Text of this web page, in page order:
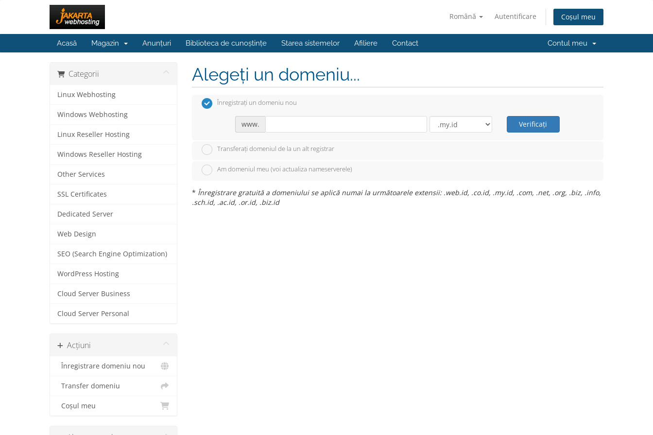
Română Autentificare Coșul meu
Acasă Magazin Anunțuri Biblioteca de cunoștințe Starea sistemelor Afiliere Contact Contul meu
Categorii
Linux Webhosting
Windows Webhosting
Linux Reseller Hosting
Windows Reseller Hosting
Other Services
SSL Certificates
Dedicated Server
Web Design
SEO (Search Engine Optimization)
WordPress Hosting
Cloud Server Business
Cloud Server Personal
Acțiuni
Înregistrare domeniu nou
Transfer domeniu
Coșul meu
Alegeți un domeniu...
Înregistrați un domeniu nou
www. Verificați
Transferați domeniul de la un alt registrar
Am domeniul meu (voi actualiza nameserverele)
* Înregistrare gratuită a domeniului se aplică numai la următoarele extensii: .web.id, .co.id, .my.id, .com, .net, .org, .biz, .info,
.sch.id, .ac.id, .or.id, .biz.id